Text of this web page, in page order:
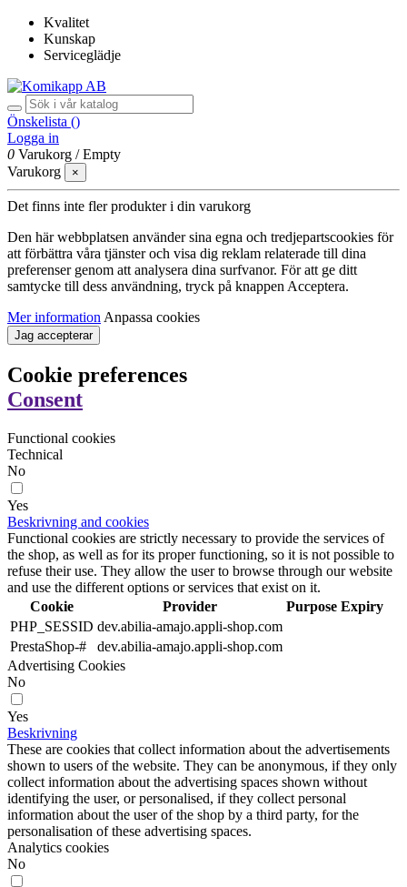
Kvalitet
Kunskap
Serviceglädje
Önskelista ()
Logga in
0 Varukorg /Empty
Varukorg
×
Det finns inte fler produkter i din varukorg
Den här webbplatsen använder sina egna och tredjepartscookies för
att förbättra våra tjänster och visa dig reklam relaterade till dina
preferenser genom att analysera dina surfvanor. För att ge ditt
samtycke till dess användning, tryck på knappen Acceptera.
Mer information Anpassa cookies
Jag accepterar
Cookie preferences
Consent
Functional cookies
Technical
No
Yes
Beskrivning and cookies
Functional cookies are strictly necessary to provide the services of
the shop, as well as for its proper functioning, so it is not possible to
refuse their use. They allow the user to browse through our website
and use the different options or services that exist on it.
Cookie
Provider Purpose Expiry
PHP_SESSID dev.abilia-amajo.appli-shop.com
PrestaShop-#
dev.abilia-amajo.appli-shop.com
Advertising Cookies
No
Yes
Beskrivning
These are cookies that collect information about the advertisements
shown to users of the website. They can be anonymous, if they only
collect information about the advertising spaces shown without
identifying the user, or personalised, if they collect personal
information about the user of the shop by a third party, for the
personalisation of these advertising spaces.
Analytics cookies
No